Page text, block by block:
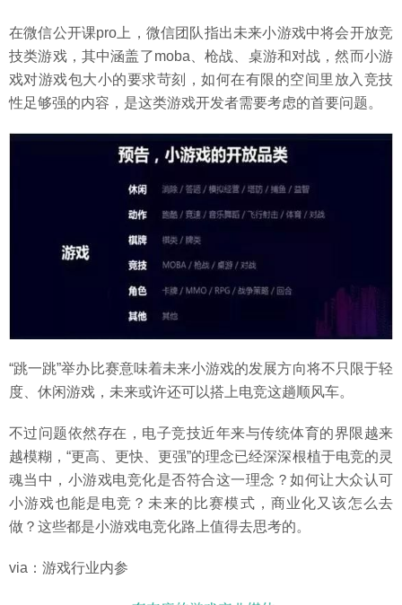
在微信公开课pro上，微信团队指出未来小游戏中将会开放竞
技类游戏，其中涵盖了moba、枪战、桌游和对战，然而小游
戏对游戏包大小的要求苛刻，如何在有限的空间里放入竞技
性足够强的内容，是这类游戏开发者需要考虑的首要问题。
“跳一跳”举办比赛意味着未来小游戏的发展方向将不只限于轻
度、休闲游戏，未来或许还可以搭上电竞这趟顺风车。
不过问题依然存在，电子竞技近年来与传统体育的界限越来
越模糊，“更高、更快、更强”的理念已经深深根植于电竞的灵
魂当中，小游戏电竞化是否符合这一理念？如何让大众认可
小游戏也能是电竞？未来的比赛模式，商业化又该怎么去
做？这些都是小游戏电竞化路上值得去思考的。
via：游戏行业内参